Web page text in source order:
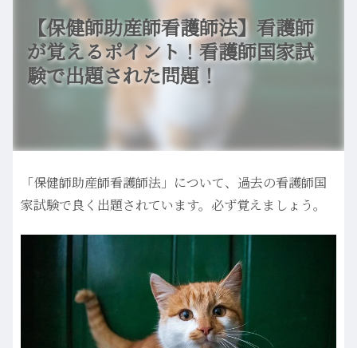
【保健師助産師看護師法】看護師
が覚えるポイント！看護師国家試
験で出題された問題！
「保健師助産師看護師法」について、過去の看護師国
家試験で良く出題されています。必ず覚えましょう。